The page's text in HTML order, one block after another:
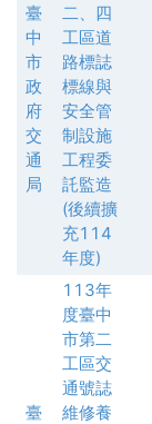
臺
中
市
政
府
交
通
局
二、四
工區道
路標誌
標線與
安全管
制設施
工程委
託監造
(後續擴
充114
年度)
臺
113年
度臺中
市第二
工區交
通號誌
維修養